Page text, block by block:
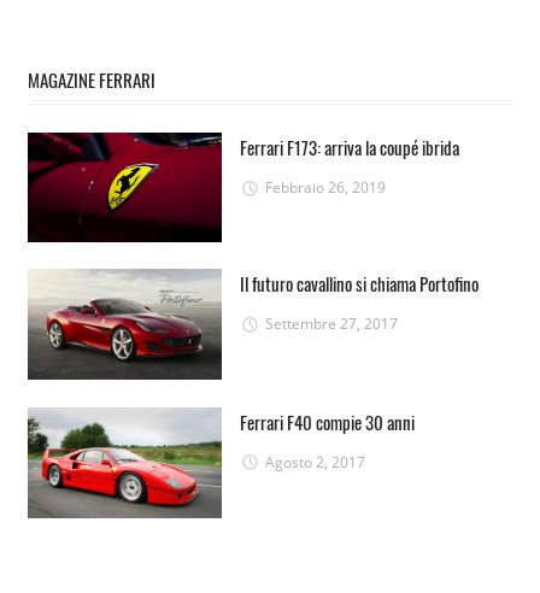
MAGAZINE FERRARI
Ferrari F173: arriva la coupé ibrida
Febbraio 26, 2019
Il futuro cavallino si chiama Portofino
Settembre 27, 2017
Ferrari F40 compie 30 anni
Agosto 2, 2017